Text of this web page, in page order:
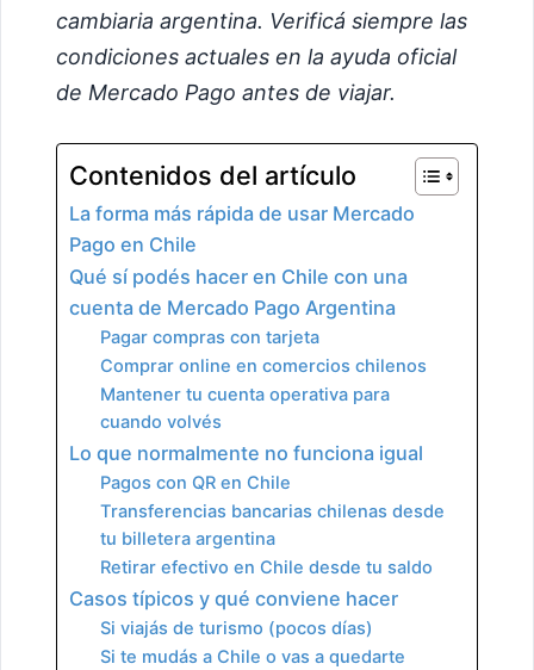
cambiaria argentina. Verificá siempre las
condiciones actuales en la ayuda oficial
de Mercado Pago antes de viajar.
Contenidos del artículo
La forma más rápida de usar Mercado
Pago en Chile
Qué sí podés hacer en Chile con una
cuenta de Mercado Pago Argentina
Pagar compras con tarjeta
Comprar online en comercios chilenos
Mantener tu cuenta operativa para
cuando volvés
Lo que normalmente no funciona igual
Pagos con QR en Chile
Transferencias bancarias chilenas desde
tu billetera argentina
Retirar efectivo en Chile desde tu saldo
Casos típicos y qué conviene hacer
Si viajás de turismo (pocos días)
Si te mudás a Chile o vas a quedarte